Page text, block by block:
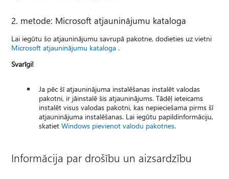
2. metode: Microsoft atjauninājumu kataloga
Lai iegūtu šo atjauninājumu savrupā pakotne, dodieties uz vietni
Microsoft atjauninājumu kataloga .
Svarīgi!
Ja pēc šī atjauninājuma instalēšanas instalēt valodas
pakotni, ir jāinstalē šis atjauninājums. Tādēļ ieteicams
instalēt visus valodas pakotni, kas nepieciešama pirms šī
atjauninājuma instalēšanas. Lai iegūtu papildinformāciju,
skatietWindows pievienot valodu pakotnes.
Informācija par drošību un aizsardzību